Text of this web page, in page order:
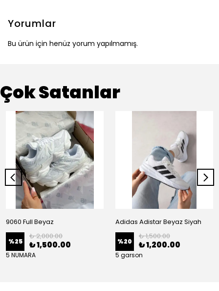
Yorumlar
Bu ürün için henüz yorum yapılmamış.
Çok Satanlar
9060 Full Beyaz
%25
₺ 2,000.00
₺ 1,500.00
5 NUMARA
Adidas Adistar Beyaz Siyah
%20
₺ 1,500.00
₺ 1,200.00
5 garson